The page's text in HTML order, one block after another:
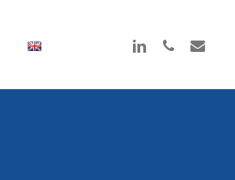
LinkedinPhone Email